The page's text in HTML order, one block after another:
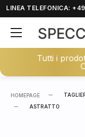
LINEA TELEFONICA:
Tutti i
HOMEPAGE
ASTRATTO